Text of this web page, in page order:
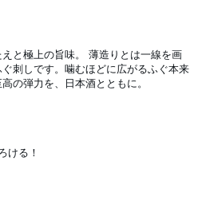
と極上の旨味。 薄造りとは一線を画
刺しです。噛むほどに広がるふぐ本来
の弾力を、日本酒とともに。
ける！